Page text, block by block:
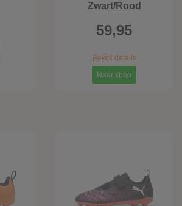
Zwart/Rood
59,95
Bekijk details
Naar shop